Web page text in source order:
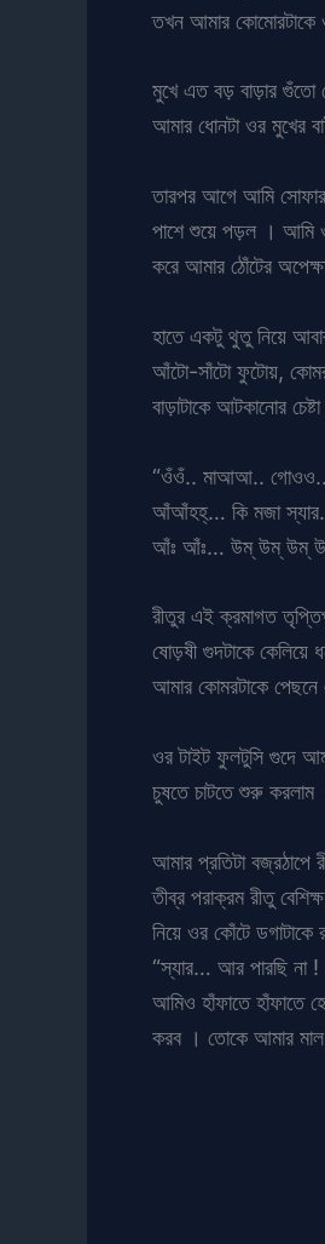
তখন আমার কোমোরটাকে
মুখে এত বড় বাড়ার
আমার ধোনটা ওর মুখের
তারপর আগে আমি সোফার
পাশে শুয়ে পড়ল । আমি
করে আমার ঠোঁটের
হাতে একটু থুতু নিয়ে
আঁটো-সাঁটো ফুটোয়, কোমর
বাড়াটাকে আটকানোর
“ওঁওঁ.. মাআআ.. গোওও..
আঁআঁহহ্… কি মজা স্যার….
আঁঃ আঁঃ… উম্ উম্ উম্
রীতুর এই ক্রমাগত
ষোড়ষী গুদটাকে
আমার কোমরটাকে পেছনে
ওর টাইট ফুলটুসি গুদে
চুষতে চাটতে শুরু করলাম
আমার প্রতিটা
তীব্র পরাক্রম রীতু
নিয়ে ওর কোঁটে
“স্যার… আর পারছি না !
আমিও হাঁফাতে হাঁফাতে
করব । তোকে আমার মাল